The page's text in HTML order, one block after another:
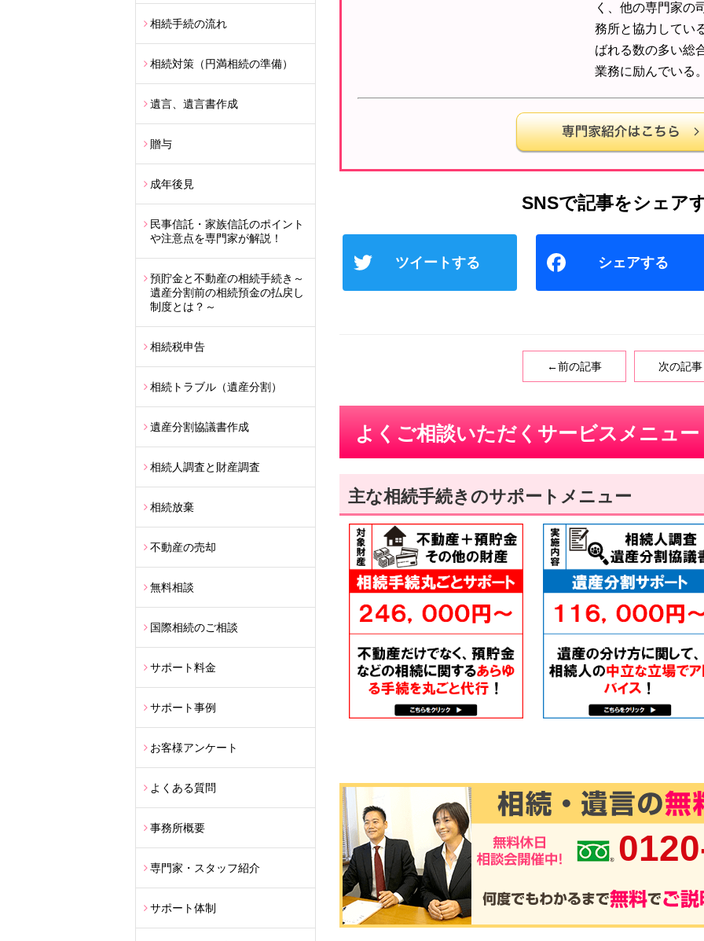
く、他の専門家の
務所と協力してい
ばれる数の多い総
業務に励んでいる
T
wi
←前の記事 次の記
よくご相談いただくサービスメニュー
主な相続手続きのサポートメニュー
相続手続の流れ
相続対策（円満相続の準備）
遺言、遺言書作成
贈与
成年後見
民事信託・家族信託のポイント
や注意点を専門家が解説！
預貯金と不動産の相続手続き～
遺産分割前の相続預金の払戻し
制度とは？～
相続税申告
相続トラブル（遺産分割）
遺産分割協議書作成
相続人調査と財産調査
相続放棄
不動産の売却
無料相談
国際相続のご相談
サポート料金
サポート事例
お客様アンケート
よくある質問
事務所概要
専門家・スタッフ紹介
サポート体制